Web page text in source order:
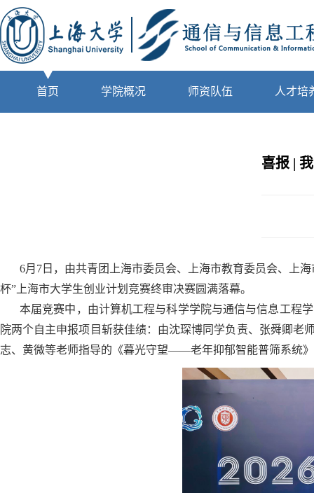
首页 学院概况 师资队伍 人才培
喜报 |
6月7日，由共青团上海市委员会、上海市教育委员会、上
杯”上海市大学生创业计划竞赛终审决赛圆满落幕。
本届竞赛中，由计算机工程与科学学院与通信与信息工
院两个自主申报项目斩获佳绩：由沈琛博同学负责、张舜卿
志、黄微等老师指导的《暮光守望——老年抑郁智能普筛系统